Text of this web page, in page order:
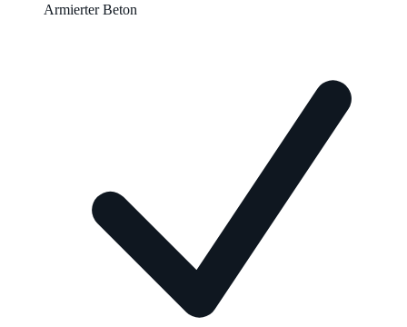
Armierter Beton